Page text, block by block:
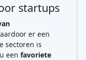
startups
er een
sectoren is
een favoriete